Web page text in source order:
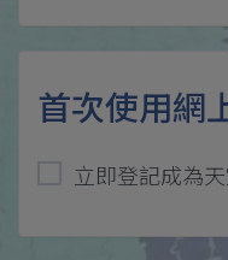
首次使用網
立即登記成為